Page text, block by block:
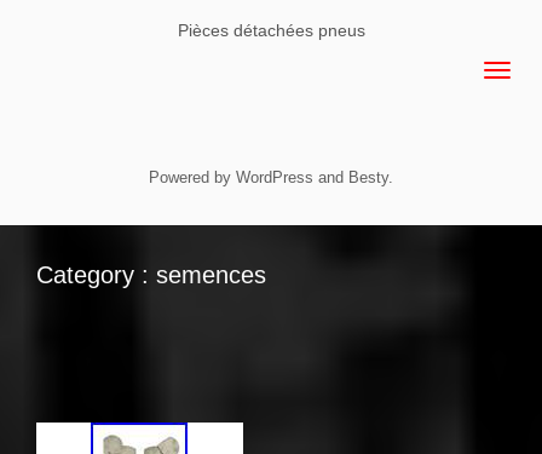
Pièces détachées pneus
Powered by WordPress and Besty.
Category : semences